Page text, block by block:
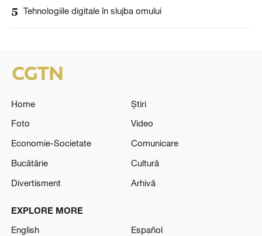
5 Tehnologiile digitale în slujba omului
Home
Știri
Foto
Video
Economie-Societate
Comunicare
Bucătărie
Cultură
Divertisment
Arhivă
EXPLORE MORE
English
Español